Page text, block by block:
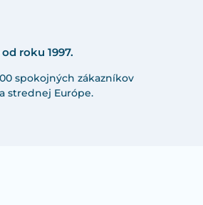
roku 1997.
spokojných zákazníkov
strednej Európe.